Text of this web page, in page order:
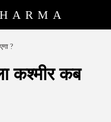
?
कश्मीर कब